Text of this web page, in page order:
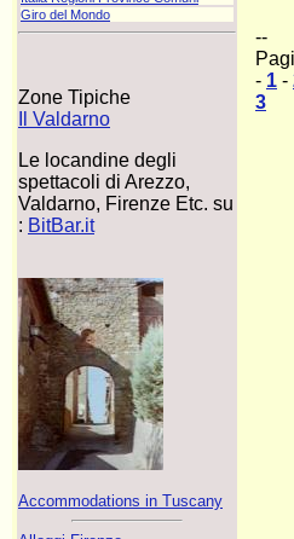
Giro del Mondo
Zone Tipiche
Il Valdarno
Le locandine degli
spettacoli di Arezzo,
Valdarno, Firenze Etc. su
: BitBar.it
Accommodations in Tuscany
--
- 1 -
3